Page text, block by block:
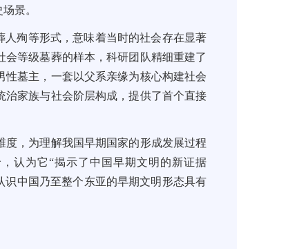
景。
殉等形式，意味着当时的社会存在显著
等级墓葬的样本，科研团队精细重建了
墓主，一套以父系亲缘为核心构建社会
家族与社会阶层构成，提供了首个直接
，为理解我国早期国家的形成发展过程
认为它“揭示了中国早期文明的新证据
中国乃至整个东亚的早期文明形态具有